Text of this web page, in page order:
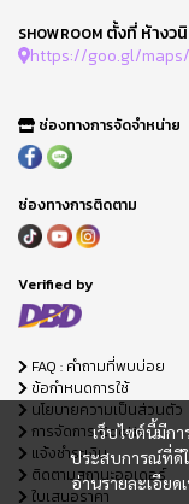
เว็บไซต์นี้มีก
ประสบการณ์ที่ดีใ
อ่านรายละเอียด
SHOWROOM ตั้งที่ ห้างว
https://goo.gl/maps/
ช่องทางการจัดจำหน่าย
ช่องทางการติดตาม
Verified by
FAQ : คำถามที่พบบ่อย
ข้อกำหนดการใช้
นโยบายความเป็นส่วนตัว
การจัดการ Cookie
แจ้งชำระเงิน
ติดตามสถานะออเดอร์
ใบเสนอราคา